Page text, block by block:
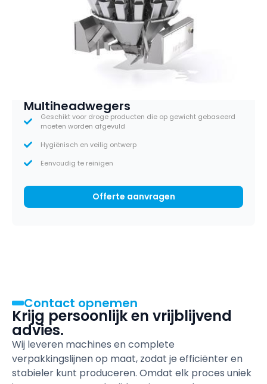
Multiheadwegers
Geschikt voor droge producten die op gewicht gebaseerd
moeten worden afgevuld
Hygiënisch en veilig ontwerp
Eenvoudig te reinigen
Offerte aanvragen
Contact opnemen
Krijg persoonlijk en vrijblijvend
advies.
Wij leveren machines en complete
verpakkingslijnen op maat, zodat je efficiënter en
stabieler kunt produceren. Omdat elk proces uniek